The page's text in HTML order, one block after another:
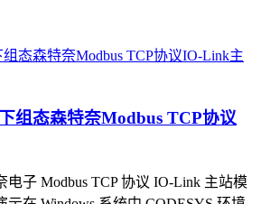
组态森特奈Modbus TCP协议
子 Modbus TCP 协议 IO-Link 主站模